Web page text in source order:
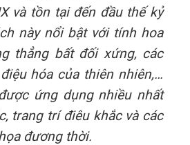
và tồn tại đến đầu thế kỷ
này nổi bật với tính hoa
thẳng bất đối xứng, các
hóa của thiên nhiên,…
ứng dụng nhiều nhất
trang trí điêu khắc và các
đương thời.